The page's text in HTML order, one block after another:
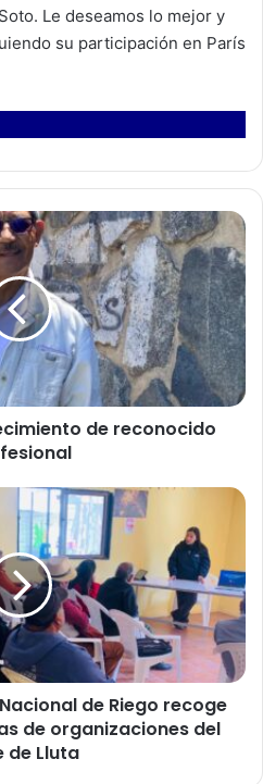
Le deseamos lo mejor y
su participación en París
de reconocido
de Riego recoge
de organizaciones del
de Lluta